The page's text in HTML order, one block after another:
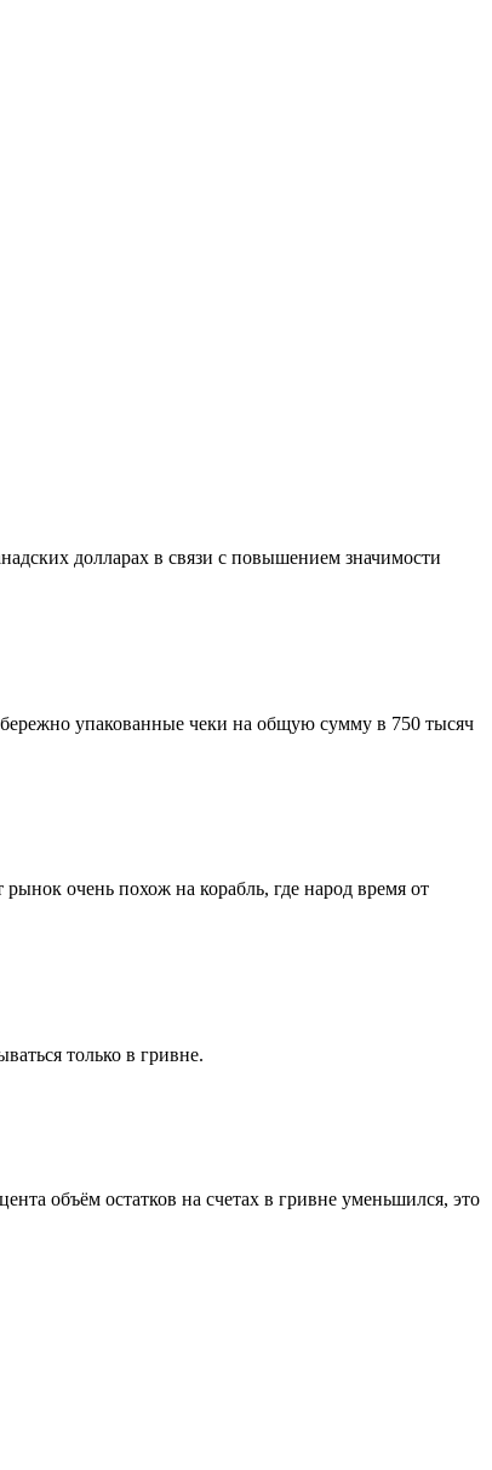
долларах в связи с повышением значимости
упакованные чеки на общую сумму в 750 тысяч
очень похож на корабль, где народ время от
только в гривне.
объём остатков на счетах в гривне уменьшился, это